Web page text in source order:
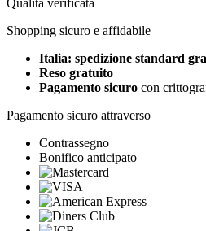
Qualità verificata
Shopping sicuro e affidabile
Italia: spedizione standard
Reso gratuito
Pagamento sicuro con
Pagamento sicuro attraverso
Contrassegno
Bonifico anticipato